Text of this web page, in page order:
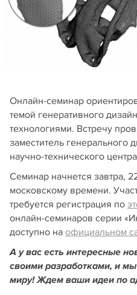
Онлайн-семинар
темой генеративного
технологиями. Встречу
заместитель генерального
научно-технического
Семинар начнется завтра,
московскому времени.
требуется регистрация по
онлайн-семинаров серии
доступно на официальном
А у вас есть интересные
своими разработками, и
миру! Ждем ваши идеи по